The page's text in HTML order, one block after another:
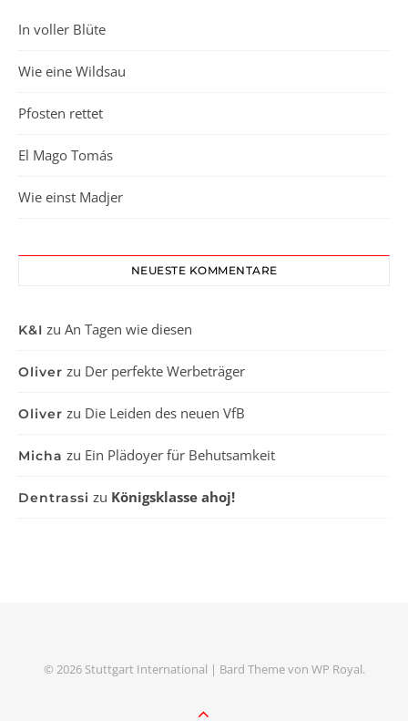
In voller Blüte
Wie eine Wildsau
Pfosten rettet
El Mago Tomás
Wie einst Madjer
NEUESTE KOMMENTARE
K&I zu An Tagen wie diesen
Oliver zu Der perfekte Werbeträger
Oliver zu Die Leiden des neuen VfB
Micha zu Ein Plädoyer für Behutsamkeit
Dentrassi zu Königsklasse ahoj!
© 2026 Stuttgart International | Bard Theme von WP Royal.